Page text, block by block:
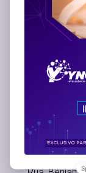
pode
expertise.
que já
com
nossa
Para
por um
Enquanto